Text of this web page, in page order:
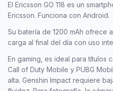
El Ericsson GO 118 es un
Ericsson. Funciona con Android.
Su batería de 1200 mAh ofrece
carga al final del día con uso
En gaming, es ideal para títulos
Call of Duty Mobile y PUBG
alta. Genshin Impact requiere